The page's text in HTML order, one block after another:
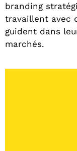
branding
travaillent avec
guident dans
marchés.